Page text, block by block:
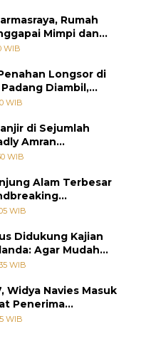
Rumah
Mimpi dan
WIB
Longsor di
Diambil,
Terulang
WIB
di Sejumlah
Amran
WIB
Alam Terbesar
WIB
Didukung Kajian
Agar Mudah
WIB
Widya Navies Masuk
Penerima
Padang
WIB